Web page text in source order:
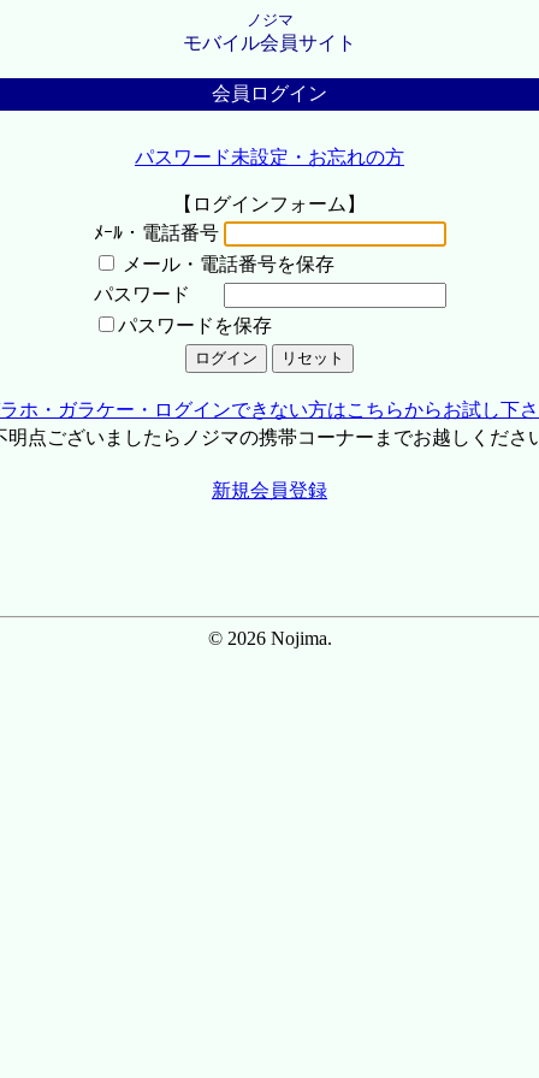
ノジマ
モバイル会員サイト
会員ログイン
パスワード未設定・お忘れの方
【ログインフォーム】
ﾒｰﾙ・電話番号
メール・電話番号を保存
パスワード
パスワードを保存
ホ・ガラケー・ログインできない方はこちらからお試し下
点ございましたらノジマの携帯コーナーまでお越しくださ
新規会員登録
© 2026 Nojima.